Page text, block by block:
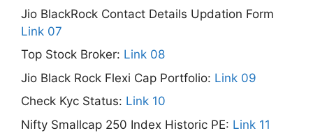
Jio BlackRock Contact Details Updation Form
Link 07
Top Stock Broker: Link 08
Jio Black Rock Flexi Cap Portfolio: Link 09
Check Kyc Status: Link 10
Nifty Smallcap 250 Index Historic PE: Link 11